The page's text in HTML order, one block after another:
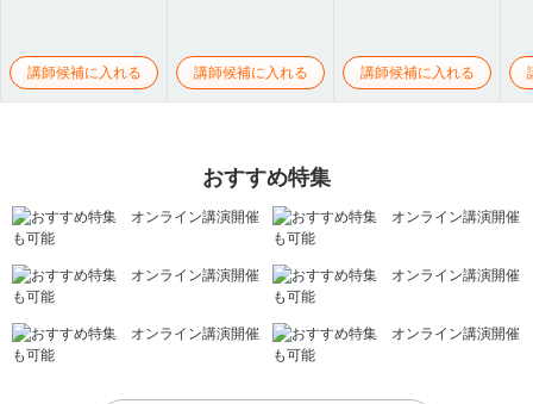
講師候補に入れる 講師候補に入れる 講師候補に入れる
おすすめ特集